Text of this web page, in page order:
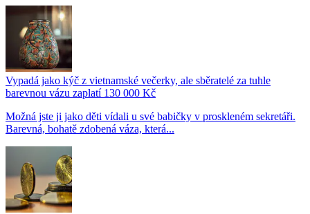
Vypadá jako kýč z vietnamské večerky, ale sběratelé za tuhle
barevnou vázu zaplatí 130 000 Kč
Možná jste ji jako děti vídali u své babičky v proskleném sekretáři.
Barevná, bohatě zdobená váza, která...